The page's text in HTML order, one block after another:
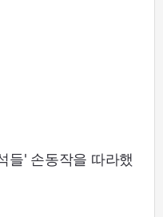
들' 손동작을 따라했